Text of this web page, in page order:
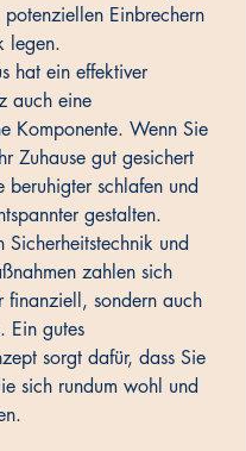
Einbrechern
legen.
hat ein effektiver
auch eine
Komponente. Wenn Sie
Zuhause gut gesichert
beruhigter schlafen und
gestalten.
Sicherheitstechnik und
zahlen sich
finanziell, sondern auch
Ein gutes
sorgt dafür, dass Sie
sich rundum wohl und